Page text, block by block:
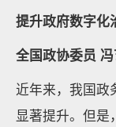
提升政府数字化
全国政协委员
近年来，我国政
显著提升。但是